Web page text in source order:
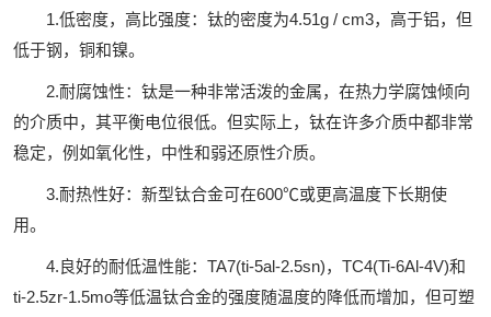
1.低密度，高比强度：钛的密度为4.51g / cm3，高于铝，但
低于钢，铜和镍。
2.耐腐蚀性：钛是一种非常活泼的金属，在热力学腐蚀倾向
的介质中，其平衡电位很低。但实际上，钛在许多介质中都非常
稳定，例如氧化性，中性和弱还原性介质。
3.耐热性好：新型钛合金可在600℃或更高温度下长期使
用。
4.良好的耐低温性能：TA7(ti-5al-2.5sn)，TC4(Ti-6Al-4V)和
ti-2.5zr-1.5mo等低温钛合金的强度随温度的降低而增加，但可塑